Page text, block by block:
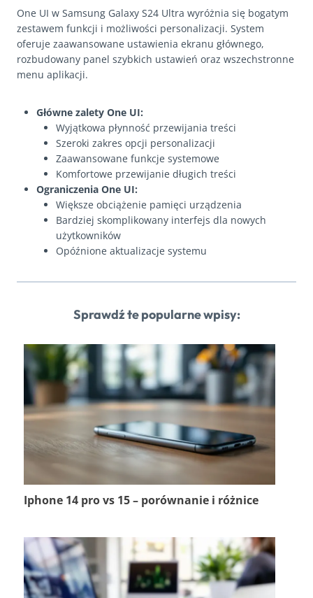
One UI w Samsung Galaxy S24 Ultra wyróżnia się bogatym
zestawem funkcji i możliwości personalizacji. System
oferuje zaawansowane ustawienia ekranu głównego,
rozbudowany panel szybkich ustawień oraz wszechstronne
menu aplikacji.
Główne zalety One UI:
Wyjątkowa płynność przewijania treści
Szeroki zakres opcji personalizacji
Zaawansowane funkcje systemowe
Komfortowe przewijanie długich treści
Ograniczenia One UI:
Większe obciążenie pamięci urządzenia
Bardziej skomplikowany interfejs dla nowych
użytkowników
Opóźnione aktualizacje systemu
Sprawdź te popularne wpisy:
Iphone 14 pro vs 15 – porównanie i różnice